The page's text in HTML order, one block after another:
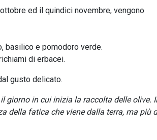
ed il quindici novembre, vengono
basilico e pomodoro verde.
di erbacei.
gusto delicato.
giorno in cui inizia la raccolta delle olive. Il
della fatica che viene dalla terra, ma più